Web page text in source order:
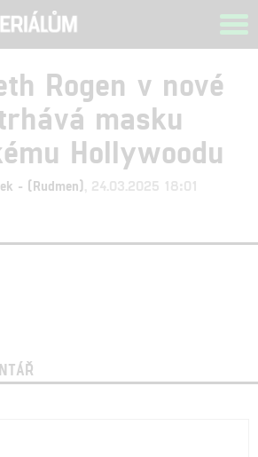
Rogen v nové
masku
Hollywoodu
- (Rudmen) , 24.03.2025 18:01